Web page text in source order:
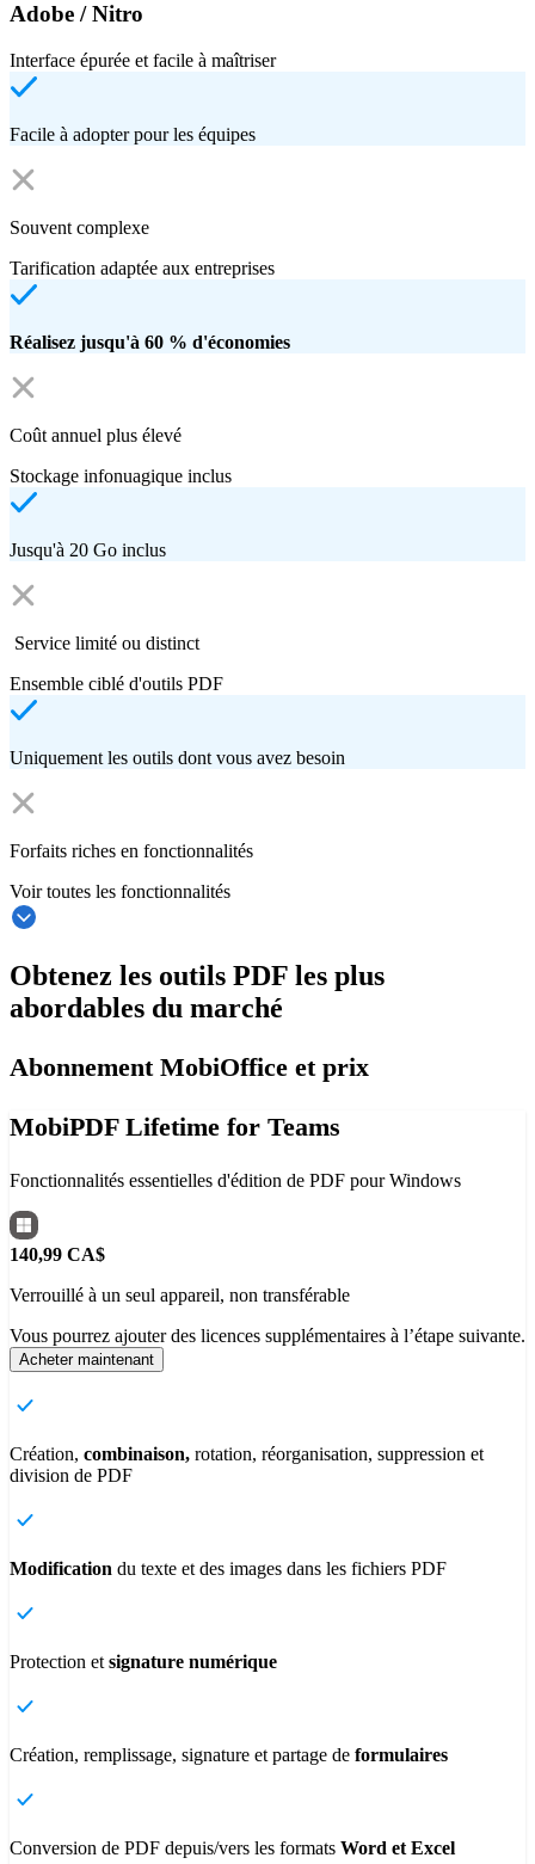
Adobe / Nitro
Interface épurée et facile à maîtriser
Facile à adopter pour les équipes
Souvent complexe
Tarification adaptée aux entreprises
Réalisez jusqu'à 60 % d'économies
Coût annuel plus élevé
Stockage infonuagique inclus
Jusqu'à 20 Go inclus
Service limité ou distinct
Ensemble ciblé d'outils PDF
Uniquement les outils dont vous avez besoin
Forfaits riches en fonctionnalités
Voir toutes les fonctionnalités
Obtenez les outils PDF les plus
abordables du marché
Abonnement MobiOffice et prix
MobiPDF Lifetime for Teams
Fonctionnalités essentielles d'édition de PDF pour Windows
140,99 CA$
Verrouillé à un seul appareil, non transférable
Vous pourrez ajouter des licences supplémentaires à l’étape suivante.
Acheter maintenant
Création, combinaison, rotation, réorganisation, suppression et
division de PDF
Modification du texte et des images dans les fichiers PDF
Protection et signature numérique
Création, remplissage, signature et partage de formulaires
Conversion de PDF depuis/vers les formats Word et Excel